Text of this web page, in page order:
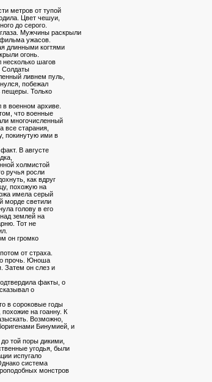
метров от тупой
Цвет чешуи,
до серого.
Мужчины раскрыли
ужасов.
длинными когтями
огонь.
несколько шагов
Солдаты
ливнем пуль,
побежал
пещеры. Только
в военном архиве.
что военные
многочисленный
все старания,
покинутую ими в
В августе
холмистой
ручья росли
как вдруг
похожую на
имела серый
морде светили
голову в его
землей на
Тот не
он громко
от страха.
прочь. Юноша
Затем он слез и
факты, о
о
в сороковые годы
на гоанну. К
Возможно,
Бинумией, и
той поры дикими,
угодья, были
испугало
система
монстров